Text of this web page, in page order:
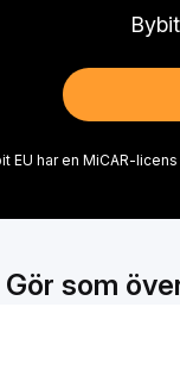
EU har en MiCAR-
Gör som